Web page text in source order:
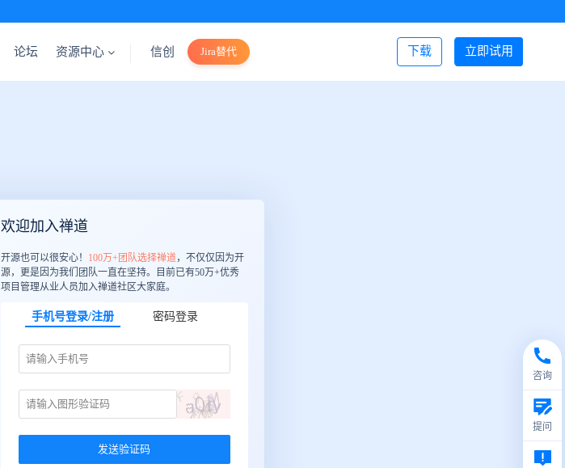
立即试用
下载
论坛 资源中心 信创 Jira替代 登录/注册
咨询
提问
欢迎加入禅道
开源也可以很安心！ 100万+团队选择禅道，不仅仅因为开
源，更是因为我们团队一直在坚持。目前已有50万+优秀
项目管理从业人员加入禅道社区大家庭。
手机号登录/注册 密码登录
发送验证码